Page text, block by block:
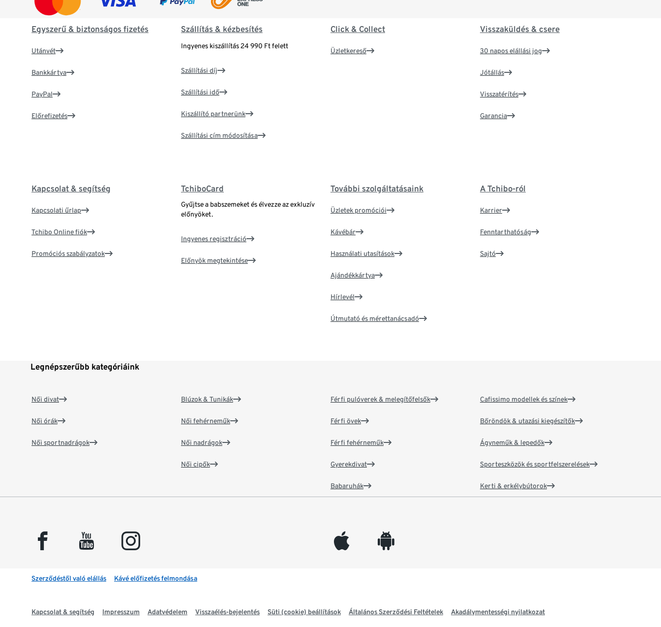
Egyszerű & biztonságos fizetés
Utánvét
Bankkártya
PayPal
Előrefizetés
Szállítás & kézbesítés
Ingyenes kiszállítás 24 990 Ft felett
Szállítási díj
Szállítási idő
Kiszállító partnerünk
Szállítási cím módosítása
Click & Collect
Üzletkereső
Visszaküldés & csere
30 napos elállási jog
Jótállás
Visszatérítés
Garancia
Kapcsolat & segítség
Kapcsolati űrlap
Tchibo Online fiók
Promóciós szabályzatok
TchiboCard
Gyűjtse a babszemeket és élvezze az exkluzív
előnyöket.
Ingyenes regisztráció
Előnyök megtekintése
További szolgáltatásaink
Üzletek promóciói
Kávébár
Használati utasítások
Ajándékkártya
Hírlevél
Útmutató és mérettanácsadó
A Tchibo-ról
Karrier
Fenntarthatóság
Sajtó
Legnépszerűbb kategóriáink
Női divat
Női órák
Női sportnadrágok
Blúzok & Tunikák
Női fehérneműk
Női nadrágok
Női cipők
Férfi pulóverek & melegítőfelsők
Férfi övek
Férfi fehérneműk
Gyerekdivat
Babaruhák
Cafissimo modellek és színek
Bőröndök & utazási kiegészítők
Ágyneműk & lepedők
Sporteszközök és sportfelszerelések
Kerti & erkélybútorok
facebook youtube instagram appleinc android
Szerződéstől való elállás Kávé előfizetés felmondása
Kapcsolat & segítség Impresszum Adatvédelem Visszaélés-bejelentés Süti (cookie) beállítások Általános Szerződési Feltételek Akadálymentességi nyilatkozat